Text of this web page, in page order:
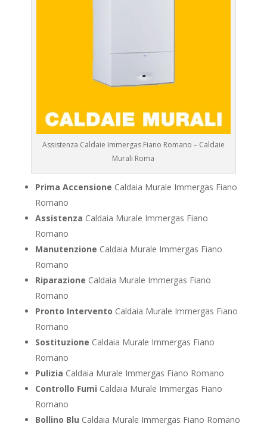
Assistenza Caldaie Immergas Fiano Romano – Caldaie
Murali Roma
Prima Accensione Caldaia Murale Immergas Fiano
Romano
Assistenza Caldaia Murale Immergas Fiano
Romano
Manutenzione Caldaia Murale Immergas Fiano
Romano
Riparazione Caldaia Murale Immergas Fiano
Romano
Pronto Intervento Caldaia Murale Immergas Fiano
Romano
Sostituzione Caldaia Murale Immergas Fiano
Romano
Pulizia Caldaia Murale Immergas Fiano Romano
Controllo Fumi Caldaia Murale Immergas Fiano
Romano
Bollino Blu Caldaia Murale Immergas Fiano Romano